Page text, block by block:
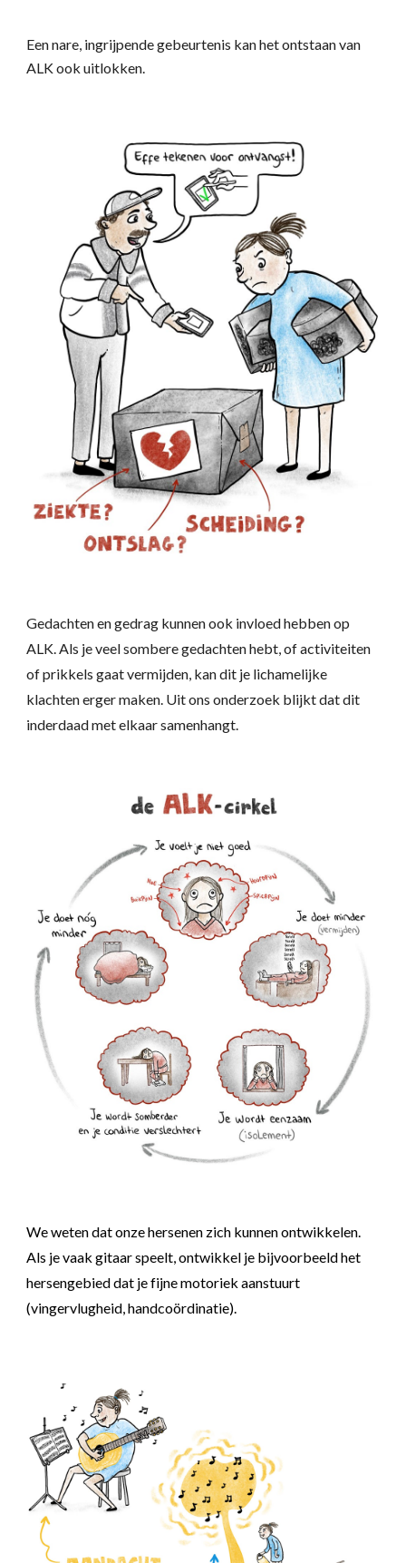
Een nare, ingrijpende gebeurtenis kan het ontstaan van
ALK ook uitlokken.
Gedachten en gedrag kunnen ook invloed hebben op
ALK. Als je veel sombere gedachten hebt, of activiteiten
of prikkels gaat vermijden, kan dit je lichamelijke
klachten erger maken. Uit ons onderzoek blijkt dat dit
inderdaad met elkaar samenhangt.
We weten dat onze hersenen zich kunnen ontwikkelen.
Als je vaak gitaar speelt, ontwikkel je bijvoorbeeld het
hersengebied dat je fijne motoriek aanstuurt
(vingervlugheid, handcoördinatie).